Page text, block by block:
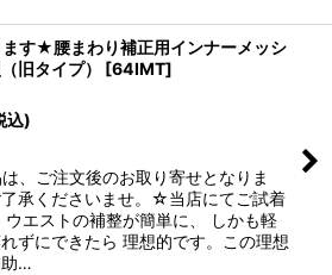
す★腰まわり補正用インナーメッシ
旧タイプ）
[64IMT]
込)
、ご注文後のお取り寄せとなりま
承くださいませ。☆当店にてご試着
ウエストの補整が簡単に、 しかも軽
ずにできたら 理想的です。この理想
助…